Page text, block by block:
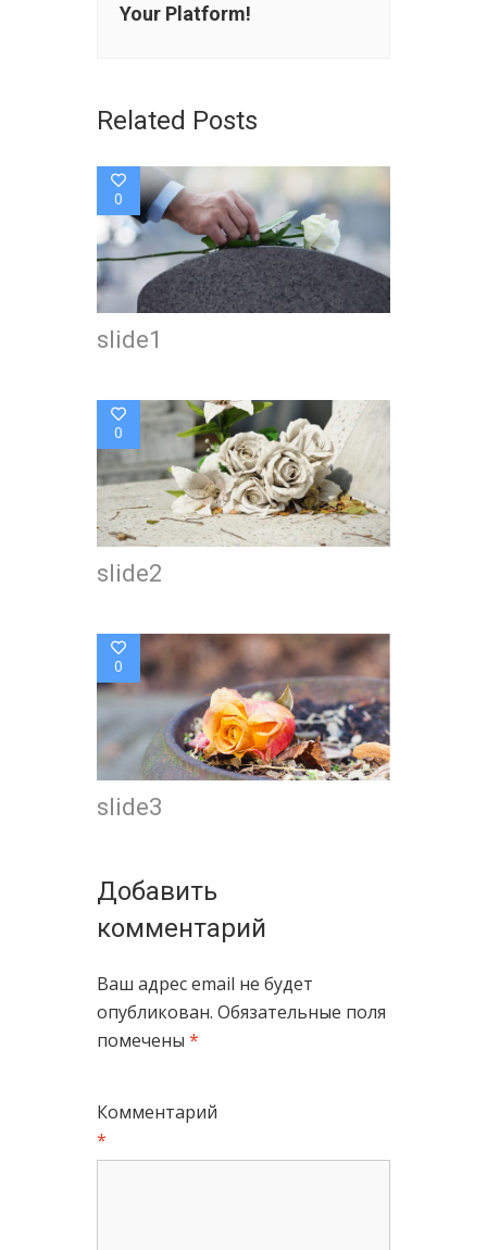
Your Platform!
Related Posts
0
slide1
0
slide2
0
slide3
Добавить
комментарий
Ваш адрес email не будет
опубликован. Обязательные поля
помечены *
Комментарий
*